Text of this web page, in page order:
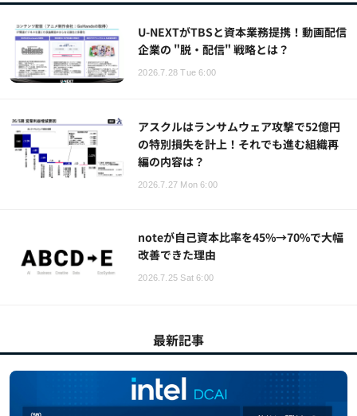
U-NEXTがTBSと資本業務提携！動画配信
企業の "脱・配信" 戦略とは？
2026.7.28 Tue 6:00
アスクルはランサムウェア攻撃で52億円
の特別損失を計上！それでも進む組織再
編の内容は？
2026.7.27 Mon 6:00
noteが自己資本比率を45%→70%で大幅
改善できた理由
2026.7.25 Sat 6:00
最新記事